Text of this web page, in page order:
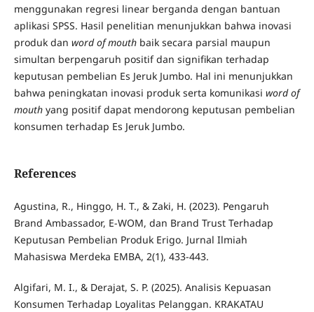
menggunakan regresi linear berganda dengan bantuan
aplikasi SPSS. Hasil penelitian menunjukkan bahwa inovasi
produk dan word of mouthbaik secara parsial maupun
simultan berpengaruh positif dan signifikan terhadap
keputusan pembelian Es Jeruk Jumbo. Hal ini menunjukkan
bahwa peningkatan inovasi produk serta komunikasi word of
mouthyang positif dapat mendorong keputusan pembelian
konsumen terhadap Es Jeruk Jumbo.
References
Agustina, R., Hinggo, H. T., & Zaki, H. (2023). Pengaruh
Brand Ambassador, E-WOM, dan Brand Trust Terhadap
Keputusan Pembelian Produk Erigo. Jurnal Ilmiah
Mahasiswa Merdeka EMBA, 2(1), 433-443.
Algifari, M. I., & Derajat, S. P. (2025). Analisis Kepuasan
Konsumen Terhadap Loyalitas Pelanggan. KRAKATAU